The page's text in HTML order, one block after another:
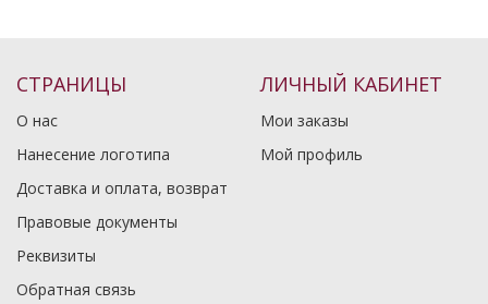
СТРАНИЦЫ
О нас
Нанесение логотипа
Доставка и оплата, возврат
Правовые документы
Реквизиты
Обратная связь
ЛИЧНЫЙ КАБИНЕТ
Мои заказы
Мой профиль